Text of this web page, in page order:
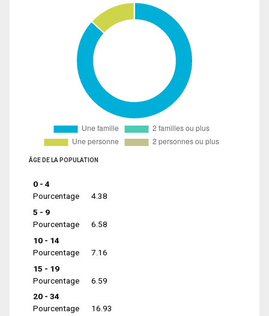
ÂGE DE LA POPULATION
0 - 4
Pourcentage
4.38
5 - 9
Pourcentage
6.58
10 - 14
Pourcentage
7.16
15 - 19
Pourcentage
6.59
20 - 34
Pourcentage
16.93